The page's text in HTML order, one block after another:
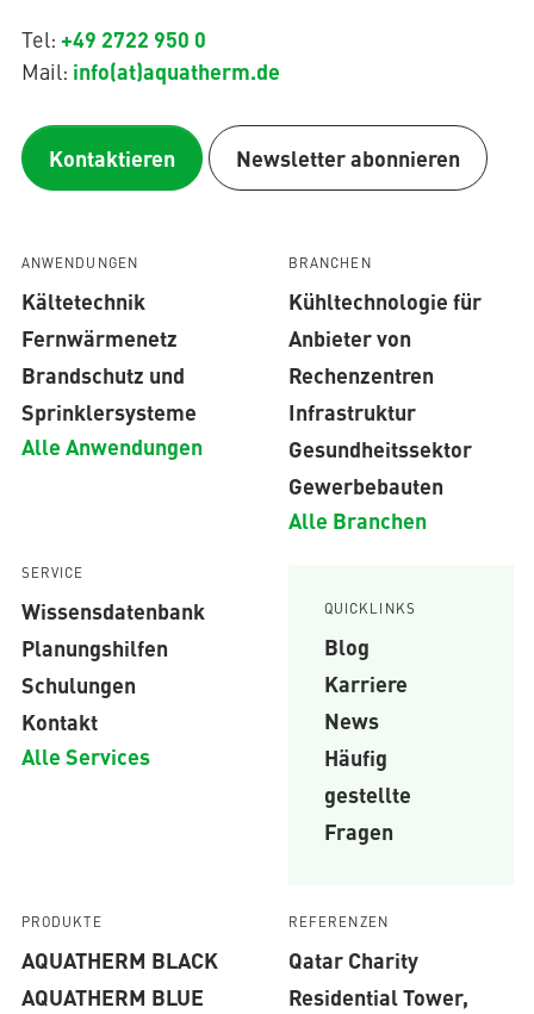
Tel: +49 2722 950 0
Mail: info(at)aquatherm.de
Kontaktieren Newsletter abonnieren
ANWENDUNGEN
Kältetechnik
Fernwärmenetz
Brandschutz und
Sprinklersysteme
Alle Anwendungen
BRANCHEN
Kühltechnologie für
Anbieter von
Rechenzentren
Infrastruktur
Gesundheitssektor
Gewerbebauten
Alle Branchen
SERVICE
Wissensdatenbank
Planungshilfen
Schulungen
Kontakt
Alle Services
QUICKLINKS
Blog
Karriere
News
Häufig
gestellte
Fragen
PRODUKTE
AQUATHERM BLACK
AQUATHERM BLUE
REFERENZEN
Qatar Charity
Residential Tower,